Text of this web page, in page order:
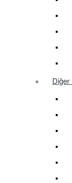
Diğer